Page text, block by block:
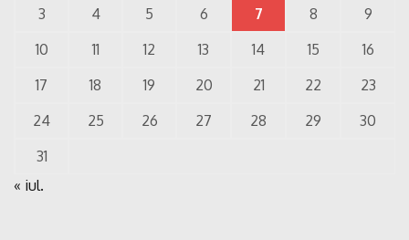
3
4 5 6 7 8
9
10
11 12 13 14 15
16
17
18 19 20 21 22
23
24
25 26 27 28 29
30
31
« iul.